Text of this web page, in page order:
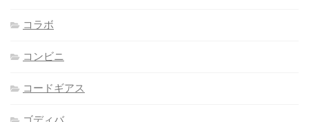
コラボ
コンビニ
コードギアス